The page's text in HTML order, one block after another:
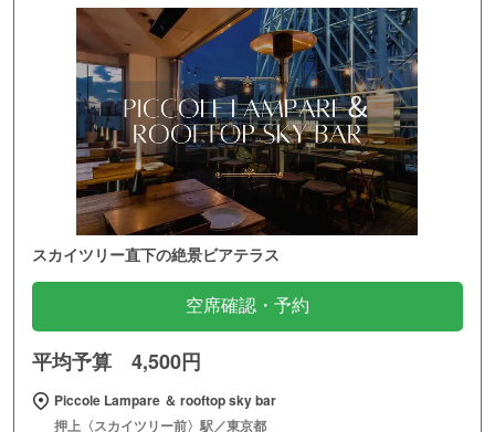
スカイツリー直下の絶景ビアテラス
空席確認・予約
平均予算 4,500円
Piccole Lampare ＆ rooftop sky bar
押上〈スカイツリー前〉駅／東京都